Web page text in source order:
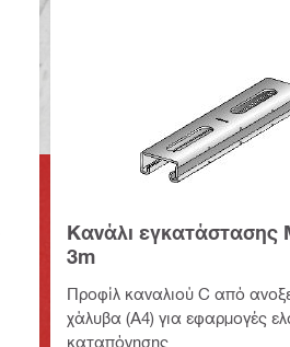
Κανάλι εγκατάστασης
3m
Προφίλ καναλιού C από
χάλυβα (Α4) για εφαρμογές
καταπόνησης